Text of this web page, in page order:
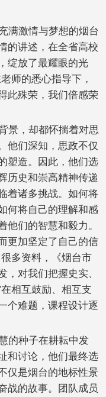
满激情与梦想的烟台
的讲述，在全省高校
绽放了最耀眼的光
师的悉心指导下，
此殊荣，我们倍感荣
景，却都怀揣着对思
他们深知，思政不仅
塑造。因此，他们选
历史和崇高精神传递
着诸多挑战。如何将
何将自己的理解和感
们的智慧和毅力。
更加坚定了自己的信
多资料，《烟台市
对我们把握史实、
相互鼓励、相互支
个难题，课程设计逐
的种子在耕耘中发
和讨论，他们最终选
仅是烟台的地标性景
战的故事。团队成员